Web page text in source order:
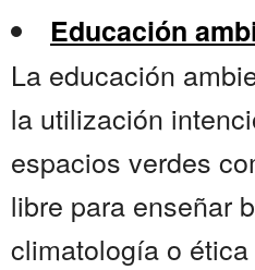
Educación
La educación
la utilización
espacios verdes
libre para enseñar
climatología o